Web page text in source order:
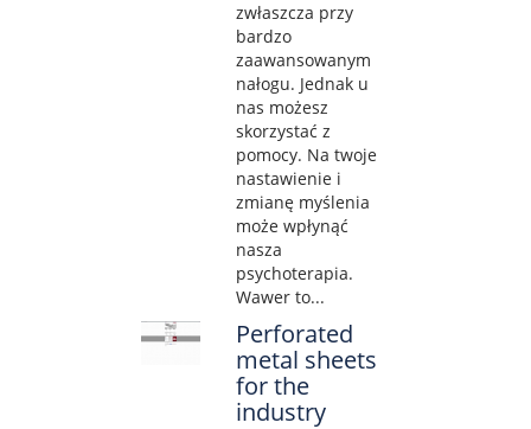
zwłaszcza przy
bardzo
zaawansowanym
nałogu. Jednak u
nas możesz
skorzystać z
pomocy. Na twoje
nastawienie i
zmianę myślenia
może wpłynąć
nasza
psychoterapia.
Wawer to...
Perforated
metal sheets
for the
industry